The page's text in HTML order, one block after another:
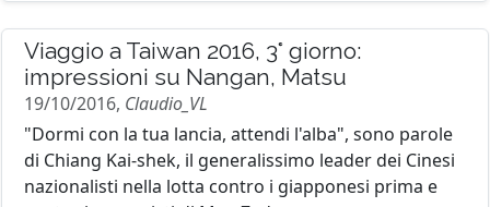
Viaggio a Taiwan 2016, 3° giorno:
impressioni su Nangan, Matsu
19/10/2016, Claudio_VL
"Dormi con la tua lancia, attendi l'alba", sono parole
di Chiang Kai-shek, il generalissimo leader dei Cinesi
nazionalisti nella lotta contro i giapponesi prima e